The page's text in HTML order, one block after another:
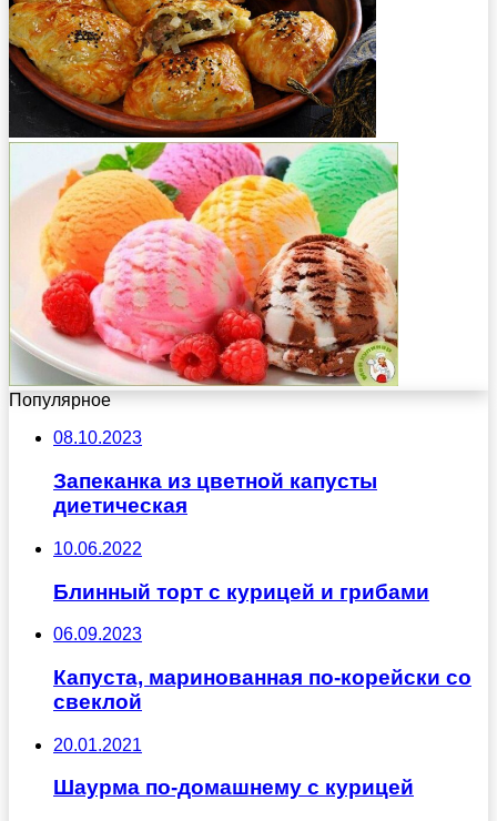
Популярное
08.10.2023
Запеканка из цветной капусты
диетическая
10.06.2022
Блинный торт с курицей и грибами
06.09.2023
Капуста, маринованная по-корейски со
свеклой
20.01.2021
Шаурма по-домашнему с курицей